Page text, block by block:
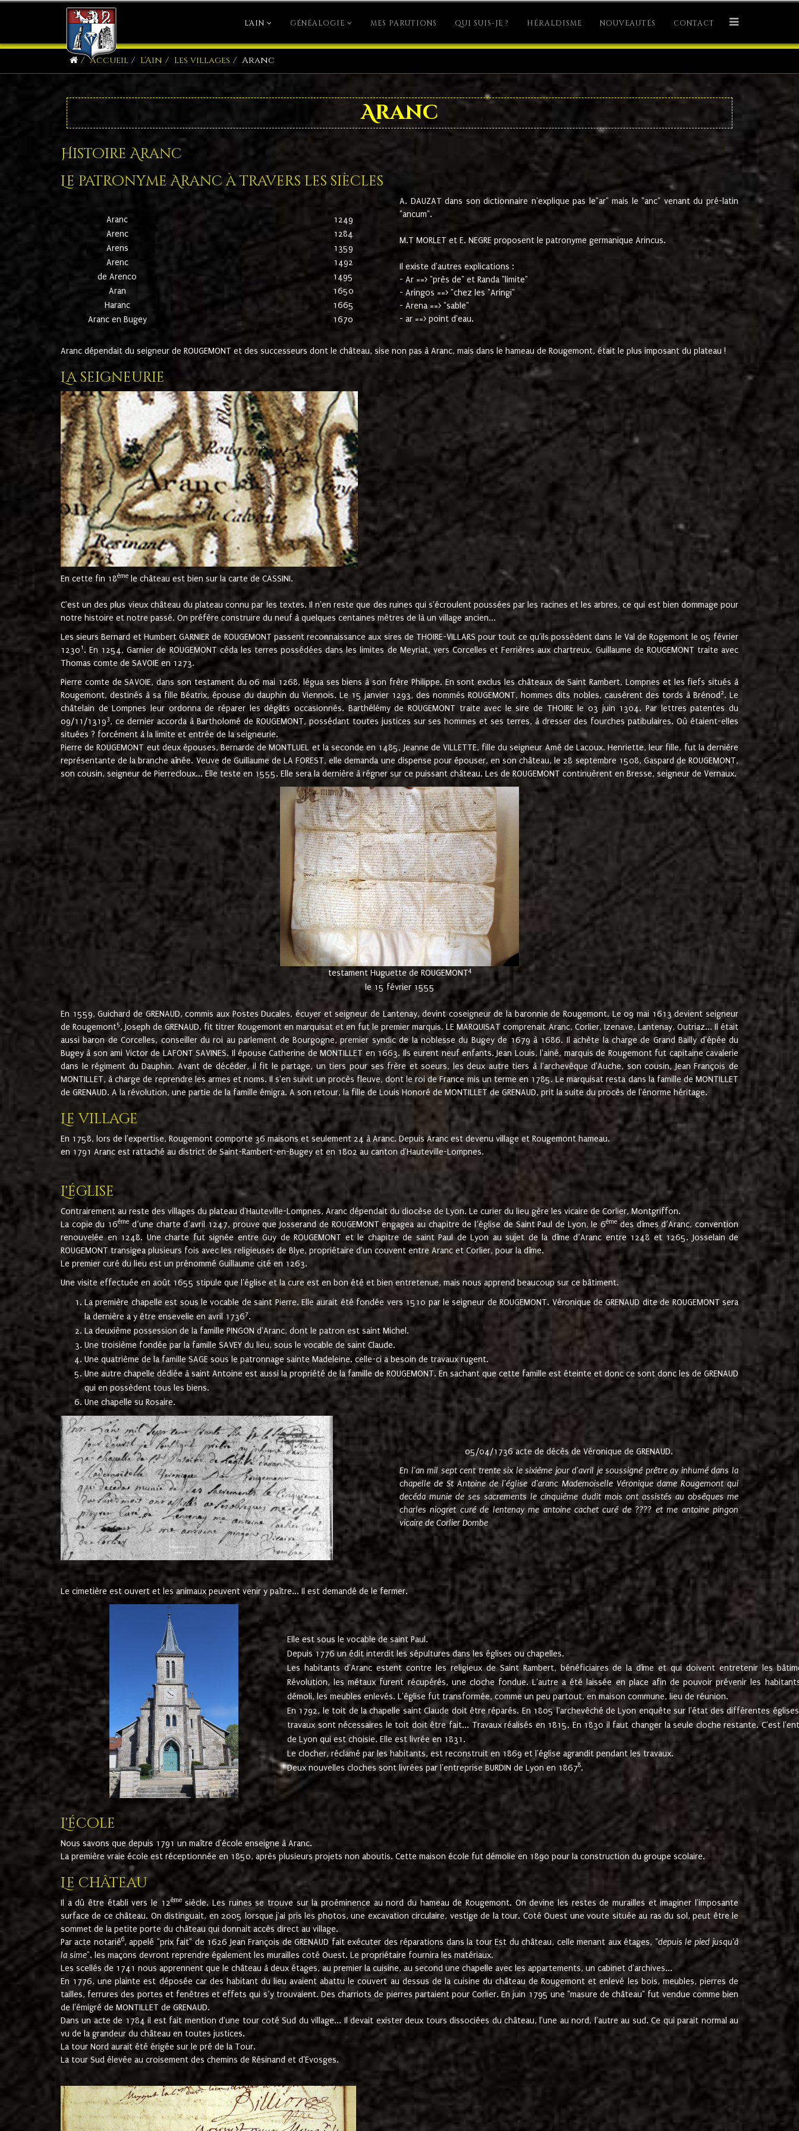
L'AIN GÉNÉALOGIE MES PARUTIONS QUI SUIS-JE ? HÉRALDISME NOUVEAUTÉS CONTACT
Accueil L'Ain Les villages Aranc
Aranc
Histoire Aranc
Le patronyme Aranc à travers les siècles
Aranc
1249
Arenc
1284
Arens
1359
Arenc
1492
de Arenco
1495
Aran
1650
Haranc
1665
Aranc en Bugey
1670
A. DAUZAT dans son dictionnaire n'explique pas le"ar" mais le "anc" venant du pré-latin
"ancum".
M.T MORLET et E. NEGRE proposent le patronyme germanique Arincus.
Il existe d'autres explications :
- Ar ==> "près de" et Randa "limite"
- Aringos ==> "chez les "Aringi"
- Arena ==> "sable"
- ar ==> point d'eau.
Aranc dépendait du seigneur de ROUGEMONT et des successeurs dont le château, sise non pas à Aranc, mais dans le hameau de Rougemont, était le plus imposant du plateau !
La seigneurie
En cette fin 18ème le château est bien sur la carte de CASSINI.
C'est un des plus vieux château du plateau connu par les textes. Il n'en reste que des ruines qui s'écroulent poussées par les racines et les arbres, ce qui est bien dommage pour
notre histoire et notre passé. On préfère construire du neuf à quelques centaines mètres de là un village ancien...
Les sieurs Bernard et Humbert GARNIER de ROUGEMONT passent reconnaissance aux sires de THOIRE-VILLARS pour tout ce qu'ils possèdent dans le Val de Rogemont le 05 février
12301 . En 1254, Garnier de ROUGEMONT céda les terres possédées dans les limites de Meyriat, vers Corcelles et Ferrières aux chartreux. Guillaume de ROUGEMONT traite avec
Thomas comte de SAVOIE en 1273.
Pierre comte de SAVOIE, dans son testament du 06 mai 1268, légua ses biens à son frère Philippe. En sont exclus les châteaux de Saint Rambert, Lompnes et les fiefs situés à
Rougemont, destinés à sa fille Béatrix, épouse du dauphin du Viennois. Le 15 janvier 1293, des nommés ROUGEMONT, hommes dits nobles, causèrent des tords à Brénod 2. Le
châtelain de Lompnes leur ordonna de réparer les dégâts occasionnés. Barthélémy de ROUGEMONT traite avec le sire de THOIRE le 03 juin 1304. Par lettres patentes du
09/11/13193, ce dernier accorda à Bartholomé de ROUGEMONT, possédant toutes justices sur ses hommes et ses terres, à dresser des fourches patibulaires. Où étaient-elles
situées ? forcément à la limite et entrée de la seigneurie.
Pierre de ROUGEMONT eut deux épouses, Bernarde de MONTLUEL et la seconde en 1485, Jeanne de VILLETTE, fille du seigneur Amé de Lacoux. Henriette, leur fille, fut la dernière
représentante de la branche aînée. Veuve de Guillaume de LA FOREST, elle demanda une dispense pour épouser, en son château, le 28 septembre 1508, Gaspard de ROUGEMONT,
son cousin, seigneur de Pierrecloux... Elle teste en 1555. Elle sera la dernière à régner sur ce puissant château. Les de ROUGEMONT continuèrent en Bresse, seigneur de Vernaux.
testament Huguette de ROUGEMONT4
le 15 février 1555
En 1559, Guichard de GRENAUD, commis aux Postes Ducales, écuyer et seigneur de Lantenay, devint coseigneur de la baronnie de Rougemont. Le 09 mai 1613 devient seigneur
de Rougemont5. Joseph de GRENAUD, fit titrer Rougemont en marquisat et en fut le premier marquis. LE MARQUISAT comprenait Aranc, Corlier, Izenave, Lantenay, Outriaz... Il était
aussi baron de Corcelles, conseiller du roi au parlement de Bourgogne, premier syndic de la noblesse du Bugey de 1679 à 1686. Il achète la charge de Grand Bailly d'épée du
Bugey à son ami Victor de LAFONT SAVINES. Il épouse Catherine de MONTILLET en 1663. Ils eurent neuf enfants. Jean Louis, l'ainé, marquis de Rougemont fut capitaine cavalerie
dans le régiment du Dauphin. Avant de décéder, il fit le partage, un tiers pour ses frère et soeurs, les deux autre tiers à l'archevêque d'Auche, son cousin, Jean François de
MONTILLET, à charge de reprendre les armes et noms. Il s'en suivit un procès fleuve, dont le roi de France mis un terme en 1785. Le marquisat resta dans la famille de MONTILLET
de GRENAUD. A la révolution, une partie de la famille émigra. A son retour, la fille de Louis Honoré de MONTILLET de GRENAUD, prit la suite du procès de l'énorme héritage.
Le village
En 1758, lors de l'expertise, Rougemont comporte 36 maisons et seulement 24 à Aranc. Depuis Aranc est devenu village et Rougemont hameau.
en 1791 Aranc est rattaché au district de Saint-Rambert-en-Bugey et en 1802 au canton d'Hauteville-Lompnes.
L'église
Contrairement au reste des villages du plateau d'Hauteville-Lompnes, Aranc dépendait du diocèse de Lyon. Le curier du lieu gère les vicaire de Corlier, Montgriffon.
La copie du 16ème d’une charte d’avril 1247, prouve que Josserand de ROUGEMONT engagea au chapitre de l’église de Saint Paul de Lyon, le 6ème des dîmes d’Aranc, convention
renouvelée en 1248. Une charte fut signée entre Guy de ROUGEMONT et le chapitre de saint Paul de Lyon au sujet de la dîme d’Aranc entre 1248 et 1265. Josselain de
ROUGEMONT transigea plusieurs fois avec les religieuses de Blye, propriétaire d'un couvent entre Aranc et Corlier, pour la dîme.
Le premier curé du lieu est un prénommé Guillaume cité en 1263.
Une visite effectuée en août 1655 stipule que l'église et la cure est en bon été et bien entretenue, mais nous apprend beaucoup sur ce bâtiment.
La première chapelle est sous le vocable de saint Pierre. Elle aurait été fondée vers 1510 par le seigneur de ROUGEMONT. Véronique de GRENAUD dite de ROUGEMONT sera
la dernière a y être ensevelie en avril 17367.
La deuxième possession de la famille PINGON d'Aranc, dont le patron est saint Michel.
Une troisième fondée par la famille SAVEY du lieu, sous le vocable de saint Claude.
Une quatrième de la famille SAGE sous le patronnage sainte Madeleine. celle-ci a besoin de travaux rugent.
Une autre chapelle dédiée à saint Antoine est aussi la propriété de la famille de ROUGEMONT. En sachant que cette famille est éteinte et donc ce sont donc les de GRENAUD
qui en possèdent tous les biens.
Une chapelle su Rosaire.
05/04/1736 acte de décès de Véronique de GRENAUD.
En l'an mil sept cent trente six le sixième jour d'avril je soussigné prêtre ay inhumé dans la
chapelle de St Antoine de l'église d'aranc Mademoiselle Véronique dame Rougemont qui
decéda munie de ses sacrements le cinquième dudit mois ont assistés au obsèques me
charles niogret curé de lentenay me antoine cachet curé de ???? et me antoine pingon
vicaire de Corlier Dombe
Le cimetière est ouvert et les animaux peuvent venir y paître... Il est demandé de le fermer.
Elle est sous le vocable de saint Paul.
Depuis 1776 un édit interdit les sépultures dans les églises ou chapelles.
Les habitants d'Aranc estent contre les religieux de Saint Rambert, bénéficiaires de la dîme et qui doivent entretenir les
Révolution, les métaux furent récupérés, une cloche fondue. L'autre a été laissée en place afin de pouvoir prévenir les
démoli, les meubles enlevés. L'église fut transformée, comme un peu partout, en maison commune, lieu de réunion.
En 1792, le toit de la chapelle saint Claude doit être réparés. En 1805 l'archevêché de Lyon enquête sur l'état des différentes
travaux sont nécessaires le toit doit être fait... Travaux réalisés en 1815. En 1830 il faut changer la seule cloche restante. C'est
de Lyon qui est choisie. Elle est livrée en 1831.
Le clocher, réclamé par les habitants, est reconstruit en 1869 et l'église agrandit pendant les travaux.
Deux nouvelles cloches sont livrées par l'entreprise BURDIN de Lyon en 18678.
L'école
Nous savons que depuis 1791 un maître d'école enseigne à Aranc.
La première vraie école est réceptionnée en 1850, après plusieurs projets non aboutis. Cette maison école fut démolie en 1890 pour la construction du groupe scolaire.
Le château
Il a dû être établi vers le 12èmesiècle. Les ruines se trouve sur la proéminence au nord du hameau de Rougemont. On devine les restes de murailles et imaginer l'imposante
surface de ce château. On distinguait, en 2005 lorsque j'ai pris les photos, une excavation circulaire, vestige de la tour. Coté Ouest une voute située au ras du sol, peut être le
sommet de la petite porte du château qui donnait accès direct au village.
Par acte notarié6, appelé "prix fait" de 1626 Jean François de GRENAUD fait exécuter des réparations dans la tour Est du château, celle menant aux étages, "depuis le pied jusqu'à
la sime". les maçons devront reprendre également les murailles coté Ouest. Le propriétaire fournira les matériaux.
Les scellés de 1741 nous apprennent que le château à deux étages, au premier la cuisine, au second une chapelle avec les appartements, un cabinet d'archives...
En 1776, une plainte est déposée car des habitant du lieu avaient abattu le couvert au dessus de la cuisine du château de Rougemont et enlevé les bois, meubles, pierres de
tailles, ferrures des portes et fenêtres et effets qui s’y trouvaient. Des charriots de pierres partaient pour Corlier. En juin 1795 une "masure de château" fut vendue comme bien
de l'émigré de MONTILLET de GRENAUD.
Dans un acte de 1784 il est fait mention d'une tour coté Sud du village... Il devait exister deux tours dissociées du château, l'une au nord, l'autre au sud. Ce qui parait normal au
vu de la grandeur du château en toutes justices.
La tour Nord aurait été érigée sur le pré de la Tour.
La tour Sud élevée au croisement des chemins de Résinand et d'Evosges.